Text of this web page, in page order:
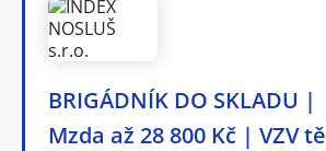
BRIGÁDNÍK DO SKLADU |
Mzda až 28 800 Kč | VZV tě